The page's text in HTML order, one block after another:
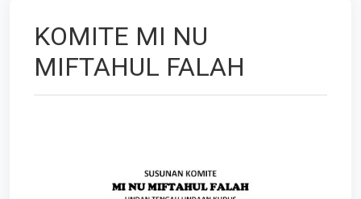
KOMITE MI NU
MIFTAHUL FALAH